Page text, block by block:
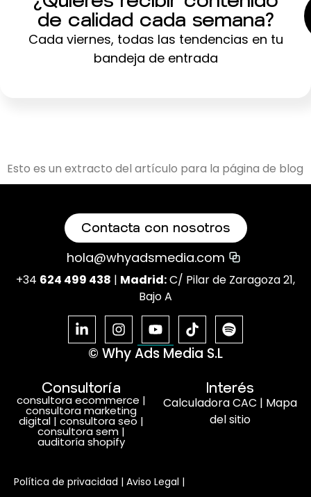
de calidad cada semana?
Cada viernes, todas las tendencias en tu
bandeja de entrada
Esto es un extracto del artículo para la página de blog
Contacta con nosotros
hola@whyadsmedia.com
+34 624 499 438 | Madrid:C/ Pilar de Zaragoza 21,
Bajo A
© Why Ads Media S.L
Consultoría
consultora ecommerce |
consultora marketing
digital | consultora seo |
consultora sem |
auditoría shopify
Interés
Calculadora CAC | Mapa
del sitio
Política de privacidad | Aviso Legal |
Habla con nosotros